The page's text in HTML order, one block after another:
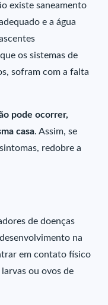
existe saneamento
e a água
os sistemas de
sofram com a falta
pode ocorrer,
casa. Assim, se
redobre a
de doenças
na
em contato físico
ou ovos de